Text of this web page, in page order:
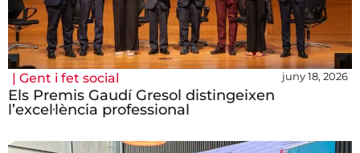
| Gent i fet social juny 18, 2026
Els Premis Gaudí Gresol distingeixen
l’excel·lència professional